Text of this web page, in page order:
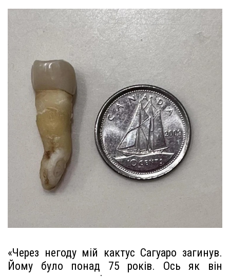
«Через негоду мій кактус Сагуаро загинув.
Йому було понад 75 років. Ось як він